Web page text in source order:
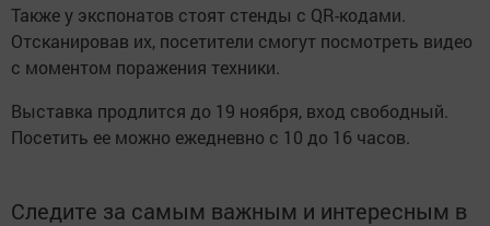
Также у экспонатов стоят стенды с QR-кодами.
Отсканировав их, посетители смогут посмотреть видео
с моментом поражения техники.
Выставка продлится до 19 ноября, вход свободный.
Посетить ее можно ежедневно с 10 до 16 часов.
Следите за самым важным и интересным в